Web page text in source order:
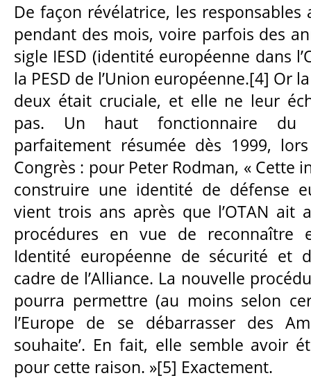
De façon révélatrice, les
pendant des mois, voire parfois des
sigle IESD (identité européenne dans
la PESD de l’Union européenne.[4] Or
deux était cruciale, et elle ne leur
pas. Un haut fonctionnaire du
parfaitement résumée dès 1999,
Congrès : pour Peter Rodman, « Cette
construire une identité de défense
vient trois ans après que l’OTAN ait
procédures en vue de reconnaître
Identité européenne de sécurité et
cadre de l’Alliance. La nouvelle
pourra permettre (au moins selon
l’Europe de se débarrasser des
souhaite’. En fait, elle semble avoir
pour cette raison. »[5] Exactement.